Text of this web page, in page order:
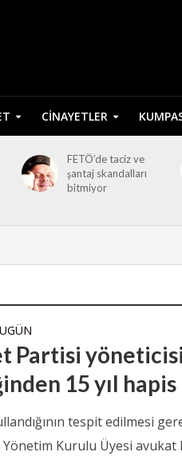
CINAYETLER
FETÖ’de taciz ve
şantaj skandalları
bitmiyor
Partisi
15 yıl
tespit edilmesi
Kurulu Üyesi avukat